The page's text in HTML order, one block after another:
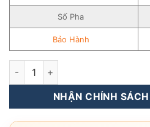
Số Pha
Bảo Hành
Inverter Hòa Lưới SolarEdge
NHẬN CHÍNH